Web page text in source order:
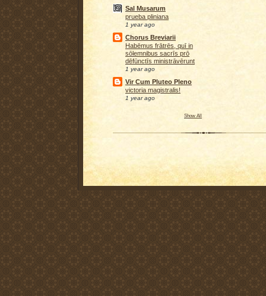
Sal Musarum
prueba pliniana
1 year ago
Chorus Breviarii
Habēmus frātrēs, quī in
sōlemnibus sacrīs prō
dēfūnctīs ministrāvērunt
1 year ago
Vir Cum Pluteo Pleno
victoria magistralis!
1 year ago
Show All